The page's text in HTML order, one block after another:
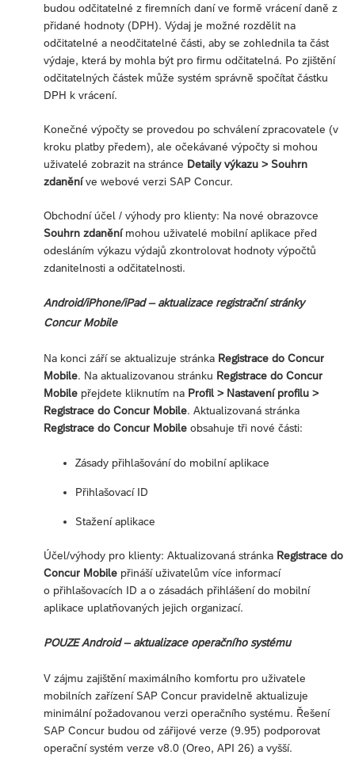
budou odčitatelné z firemních daní ve formě vrácení daně z
přidané hodnoty (DPH). Výdaj je možné rozdělit na
odčitatelné a neodčitatelné části, aby se zohlednila ta část
výdaje, která by mohla být pro firmu odčitatelná. Po zjištění
odčitatelných částek může systém správně spočítat částku
DPH k vrácení.
Konečné výpočty se provedou po schválení zpracovatele (v
kroku platby předem), ale očekávané výpočty si mohou
uživatelé zobrazit na stránce Detaily výkazu > Souhrn
zdaněníve webové verzi SAP Concur.
Obchodní účel / výhody pro klienty: Na nové obrazovce
Souhrn zdaněnímohou uživatelé mobilní aplikace před
odesláním výkazu výdajů zkontrolovat hodnoty výpočtů
zdanitelnosti a odčitatelnosti.
Android/iPhone/iPad – aktualizace registrační stránky
Concur Mobile
Na konci září se aktualizuje stránka Registrace do Concur
Mobile. Na aktualizovanou stránku Registrace do Concur
Mobile přejdete kliknutím na Profil > Nastavení profilu >
Registrace do Concur Mobile. Aktualizovaná stránka
Registrace do Concur Mobile obsahuje tři nové části:
Zásady přihlašování do mobilní aplikace
Přihlašovací ID
Stažení aplikace
Účel/výhody pro klienty: Aktualizovaná stránka Registrace do
Concur Mobile přináší uživatelům více informací
o přihlašovacích ID a o zásadách přihlášení do mobilní
aplikace uplatňovaných jejich organizací.
POUZE Android – aktualizace operačního systému
V zájmu zajištění maximálního komfortu pro uživatele
mobilních zařízení SAP Concur pravidelně aktualizuje
minimální požadovanou verzi operačního systému. Řešení
SAP Concur budou od zářijové verze (9.95) podporovat
operační systém verze v8.0 (Oreo, API 26) a vyšší.